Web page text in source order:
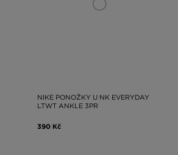
NIKE PONOŽKY U NK EVERYDAY
LTWT ANKLE 3PR
390 Kč